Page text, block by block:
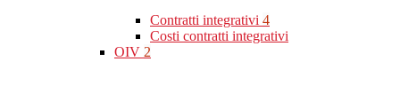
Contratti integrativi 4
Costi contratti integrativi
OIV 2